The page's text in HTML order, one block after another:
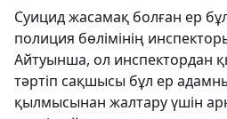
Суицид жасамақ болған ер
полиция бөлімінің
Айтуынша, ол инспектордан
тәртіп сақшысы бұл ер
қылмысынан жалтару үшін